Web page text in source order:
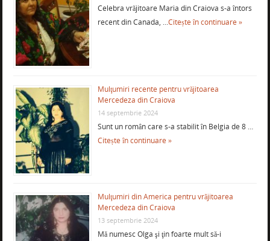
Celebra vrăjitoare Maria din Craiova s-a întors
recent din Canada, …Citește în continuare »
Mulţumiri recente pentru vrăjitoarea
Mercedeza din Craiova
14 septembrie 2024
Sunt un român care s-a stabilit în Belgia de 8 …
Citește în continuare »
Mulţumiri din America pentru vrăjitoarea
Mercedeza din Craiova
13 septembrie 2024
Mă numesc Olga şi ţin foarte mult să-i